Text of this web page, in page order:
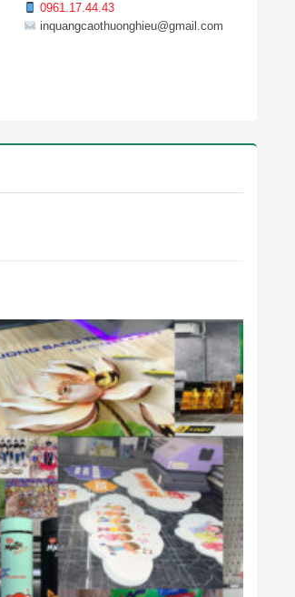
0961.17.44.43
inquangcaothuonghieu@gmail.com